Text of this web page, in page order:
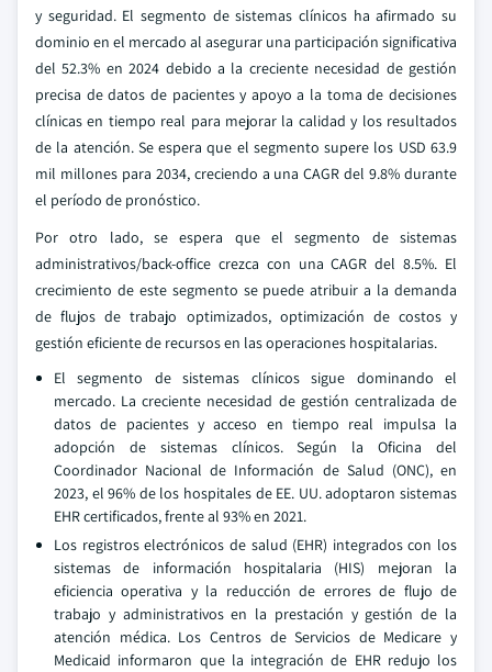
y seguridad. El segmento de sistemas clínicos ha afirmado su
dominio en el mercado al asegurar una participación significativa
del 52.3% en 2024 debido a la creciente necesidad de gestión
precisa de datos de pacientes y apoyo a la toma de decisiones
clínicas en tiempo real para mejorar la calidad y los resultados
de la atención. Se espera que el segmento supere los USD 63.9
mil millones para 2034, creciendo a una CAGR del 9.8% durante
el período de pronóstico.
Por otro lado, se espera que el segmento de sistemas
administrativos/back-office crezca con una CAGR del 8.5%. El
crecimiento de este segmento se puede atribuir a la demanda
de flujos de trabajo optimizados, optimización de costos y
gestión eficiente de recursos en las operaciones hospitalarias.
El segmento de sistemas clínicos sigue dominando el
mercado. La creciente necesidad de gestión centralizada de
datos de pacientes y acceso en tiempo real impulsa la
adopción de sistemas clínicos. Según la Oficina del
Coordinador Nacional de Información de Salud (ONC), en
2023, el 96% de los hospitales de EE. UU. adoptaron sistemas
EHR certificados, frente al 93% en 2021.
Los registros electrónicos de salud (EHR) integrados con los
sistemas de información hospitalaria (HIS) mejoran la
eficiencia operativa y la reducción de errores de flujo de
trabajo y administrativos en la prestación y gestión de la
atención médica. Los Centros de Servicios de Medicare y
Medicaid informaron que la integración de EHR redujo los